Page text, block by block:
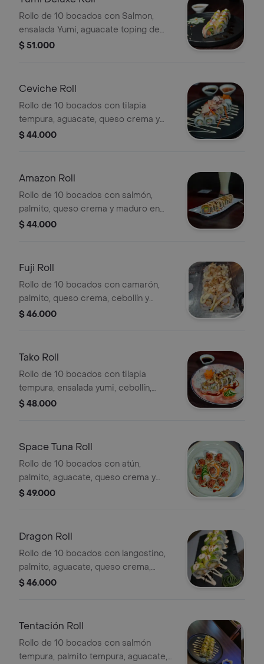
Rollo de 10 bocados con Salmon,
ensalada Yumi, aguacate toping de
Atún, salmón, Tilapia
$ 51.000
Ceviche Roll
Rollo de 10 bocados con tilapia
tempura, aguacate, queso crema y
cebollín, cubierto con tilapia, camarón
$ 44.000
Amazon Roll
Rollo de 10 bocados con salmón,
palmito, queso crema y maduro en
salsa dragón.
$ 44.000
Fuji Roll
Rollo de 10 bocados con camarón,
palmito, queso crema, cebollín y
topping de camarón crocante con
$ 46.000
Tako Roll
Rollo de 10 bocados con tilapia
tempura, ensalada yumi, cebollín,
queso crema y topping de pulpo al
$ 48.000
Space Tuna Roll
Rollo de 10 bocados con atún,
palmito, aguacate, queso crema y
topping de tartar de atún, salsa
$ 49.000
Dragon Roll
Rollo de 10 bocados con langostino,
palmito, aguacate, queso crema,
topping de aguacate y salsa dragón.
$ 46.000
Tentación Roll
Rollo de 10 bocados con salmón
tempura, palmito tempura, aguacate,